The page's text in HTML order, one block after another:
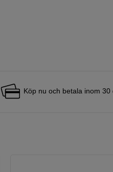
Köp nu och betala inom 30